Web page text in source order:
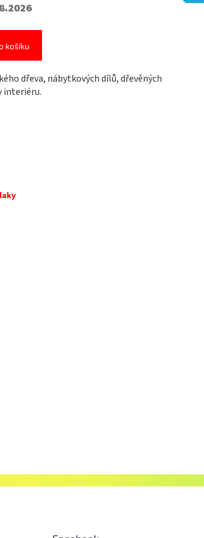
košíku
dřeva, nábytkových dílů, dřevěných
interiéru.